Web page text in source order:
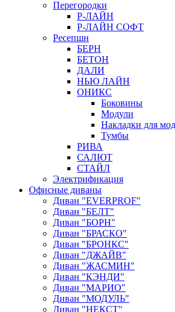
Перегородки
Р-ЛАЙН
Р-ЛАЙН СОФТ
Ресепшн
БЕРН
БЕТОН
ДАЛИ
НЬЮ ЛАЙН
ОНИКС
Боковины
Модули
Накладки для
Тумбы
РИВА
САЛЮТ
СТАЙЛ
Электрификация
Офисные диваны
Диван "EVERPROF"
Диван "БЕЛТ"
Диван "БОРН"
Диван "БРАСКО"
Диван "БРОНКС"
Диван "ДЖАЙВ"
Диван "ЖАСМИН"
Диван "КЭНДИ"
Диван "МАРИО"
Диван "МОДУЛЬ"
Диван "НЕКСТ"